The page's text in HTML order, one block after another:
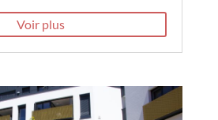
Voir plus